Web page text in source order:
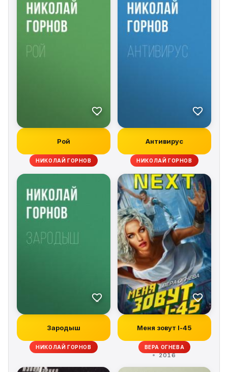
Рой
НИКОЛАЙ ГОРНОВ
Антивирус
НИКОЛАЙ ГОРНОВ
Зародыш
НИКОЛАЙ ГОРНОВ
Меня зовут I-45
ВЕРА ОГНЕВА
2016